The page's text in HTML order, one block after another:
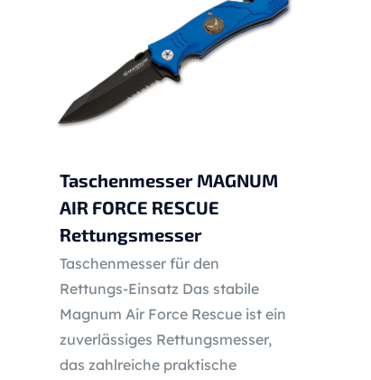
Taschenmesser MAGNUM
AIR FORCE RESCUE
Rettungsmesser
Taschenmesser für den
Rettungs-Einsatz Das stabile
Magnum Air Force Rescue ist ein
zuverlässiges Rettungsmesser,
das zahlreiche praktische